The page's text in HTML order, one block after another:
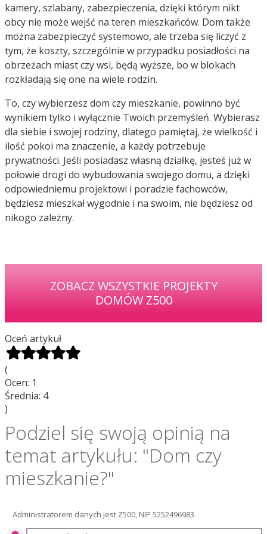
kamery, szlabany, zabezpieczenia, dzięki którym nikt
obcy nie może wejść na teren mieszkańców. Dom także
można zabezpieczyć systemowo, ale trzeba się liczyć z
tym, że koszty, szczególnie w przypadku posiadłości na
obrzeżach miast czy wsi, będą wyższe, bo w blokach
rozkładają się one na wiele rodzin.
To, czy wybierzesz dom czy mieszkanie, powinno być
wynikiem tylko i wyłącznie Twoich przemyśleń. Wybierasz
dla siebie i swojej rodziny, dlatego pamiętaj, że wielkość i
ilość pokoi ma znaczenie, a każdy potrzebuje
prywatności. Jeśli posiadasz własną działkę, jesteś już w
połowie drogi do wybudowania swojego domu, a dzięki
odpowiedniemu projektowi i poradzie fachowców,
będziesz mieszkał wygodnie i na swoim, nie będziesz od
nikogo zależny.
ZOBACZ WSZYSTKIE PROJEKTY
DOMÓW Z500
Oceń artykuł
(
Ocen: 1
Średnia: 4
)
Podziel się swoją opinią na
temat artykułu: "Dom czy
mieszkanie?"
Administratorem danych jest Z500, NIP 5252496983.